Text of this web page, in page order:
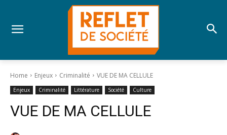
Home Enjeux Criminalité VUE DE MA CELLULE
Enjeux Criminalité Littérature Société Culture
VUE DE MA CELLULE